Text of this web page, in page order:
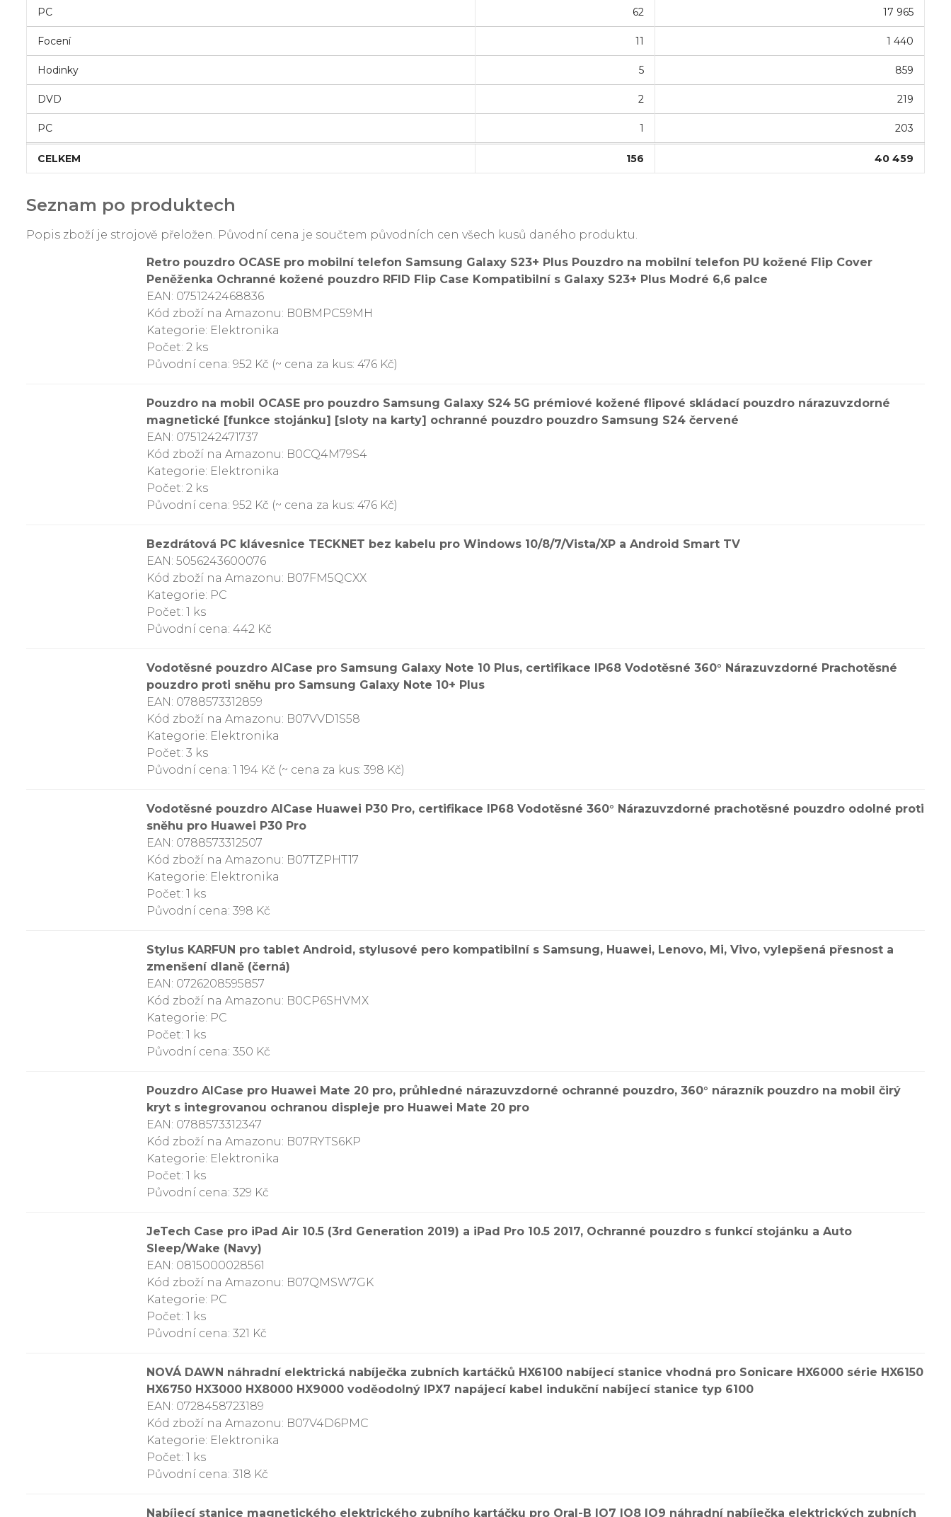
PC 62 17 965
Focení 11 1 440
Hodinky 5 859
DVD 2 219
PC 1 203
CELKEM 156 40 459
Seznam po produktech
Popis zboží je strojově přeložen. Původní cena je součtem původních cen všech kusů daného produktu.
Retro pouzdro OCASE pro mobilní telefon Samsung Galaxy S23+ Plus Pouzdro na mobilní telefon PU kožené Flip Cover
Peněženka Ochranné kožené pouzdro RFID Flip Case Kompatibilní s Galaxy S23+ Plus Modré 6,6 palce
EAN: 0751242468836
Kód zboží na Amazonu: B0BMPC59MH
Kategorie: Elektronika
Počet: 2 ks
Původní cena: 952 Kč (~ cena za kus: 476 Kč)
Pouzdro na mobil OCASE pro pouzdro Samsung Galaxy S24 5G prémiové kožené flipové skládací pouzdro nárazuvzdorné
magnetické [funkce stojánku] [sloty na karty] ochranné pouzdro pouzdro Samsung S24 červené
EAN: 0751242471737
Kód zboží na Amazonu: B0CQ4M79S4
Kategorie: Elektronika
Počet: 2 ks
Původní cena: 952 Kč (~ cena za kus: 476 Kč)
Bezdrátová PC klávesnice TECKNET bez kabelu pro Windows 10/8/7/Vista/XP a Android Smart TV
EAN: 5056243600076
Kód zboží na Amazonu: B07FM5QCXX
Kategorie: PC
Počet: 1 ks
Původní cena: 442 Kč
Vodotěsné pouzdro AICase pro Samsung Galaxy Note 10 Plus, certifikace IP68 Vodotěsné 360° Nárazuvzdorné Prachotěsné
pouzdro proti sněhu pro Samsung Galaxy Note 10+ Plus
EAN: 0788573312859
Kód zboží na Amazonu: B07VVD1S58
Kategorie: Elektronika
Počet: 3 ks
Původní cena: 1 194 Kč (~ cena za kus: 398 Kč)
Vodotěsné pouzdro AICase Huawei P30 Pro, certifikace IP68 Vodotěsné 360° Nárazuvzdorné prachotěsné pouzdro odolné proti
sněhu pro Huawei P30 Pro
EAN: 0788573312507
Kód zboží na Amazonu: B07TZPHT17
Kategorie: Elektronika
Počet: 1 ks
Původní cena: 398 Kč
Stylus KARFUN pro tablet Android, stylusové pero kompatibilní s Samsung, Huawei, Lenovo, Mi, Vivo, vylepšená přesnost a
zmenšení dlaně (černá)
EAN: 0726208595857
Kód zboží na Amazonu: B0CP6SHVMX
Kategorie: PC
Počet: 1 ks
Původní cena: 350 Kč
Pouzdro AICase pro Huawei Mate 20 pro, průhledné nárazuvzdorné ochranné pouzdro, 360° nárazník pouzdro na mobil čirý
kryt s integrovanou ochranou displeje pro Huawei Mate 20 pro
EAN: 0788573312347
Kód zboží na Amazonu: B07RYTS6KP
Kategorie: Elektronika
Počet: 1 ks
Původní cena: 329 Kč
JeTech Case pro iPad Air 10.5 (3rd Generation 2019) a iPad Pro 10.5 2017, Ochranné pouzdro s funkcí stojánku a Auto
Sleep/Wake (Navy)
EAN: 0815000028561
Kód zboží na Amazonu: B07QMSW7GK
Kategorie: PC
Počet: 1 ks
Původní cena: 321 Kč
NOVÁ DAWN náhradní elektrická nabíječka zubních kartáčků HX6100 nabíjecí stanice vhodná pro Sonicare HX6000 série HX6150
HX6750 HX3000 HX8000 HX9000 voděodolný IPX7 napájecí kabel indukční nabíjecí stanice typ 6100
EAN: 0728458723189
Kód zboží na Amazonu: B07V4D6PMC
Kategorie: Elektronika
Počet: 1 ks
Původní cena: 318 Kč
Nabíjecí stanice magnetického elektrického zubního kartáčku pro Oral-B IO7 IO8 IO9 náhradní nabíječka elektrických zubních